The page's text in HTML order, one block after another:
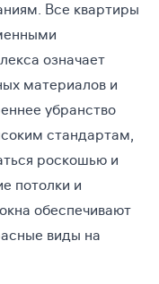
Все квартиры
означает
материалов и
убранство
стандартам,
роскошью и
потолки и
обеспечивают
виды на